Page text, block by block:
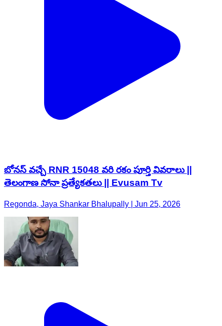
బోనస్ వచ్చే RNR 15048 వరి రకం పూర్తి వివరాలు ||
తెలంగాణ సోనా ప్రత్యేకతలు || Evusam Tv
Regonda, Jaya Shankar Bhalupally | Jun 25, 2026